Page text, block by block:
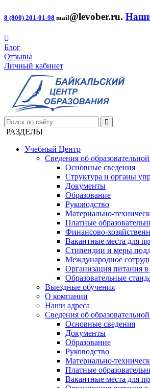
8 (800) 201-01-98 mail@levober.ru.
Блог
Отзывы
Личный кабинет
РАЗДЕЛЫ
Учебный Центр
Сведения об
Основные сведения
Структура и органы
Документы
Образование
Руководство
Материально-
Платные
Финансово-
Вакантные места для
Стипендии и меры
Международное
Организация питания в
Образовательные
Выездные обучения
О компании
Наши адреса
Сведения об
Основные сведения
Документы
Образование
Руководство
Материально-
Платные
Вакантные места для